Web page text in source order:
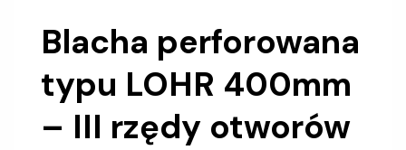
Blacha perforowana
typu LOHR 400mm
– III rzędy otworów